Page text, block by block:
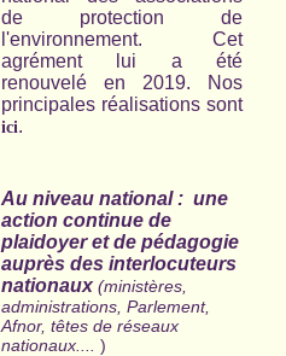
de protection de
l'environnement. Cet
agrément lui a été
renouvelé en 2019. Nos
principales réalisations sont
ici.
Au niveau national : une
action continue de
plaidoyer et de pédagogie
auprès des interlocuteurs
nationaux(ministères,
administrations, Parlement,
Afnor, têtes de réseaux
nationaux....
)